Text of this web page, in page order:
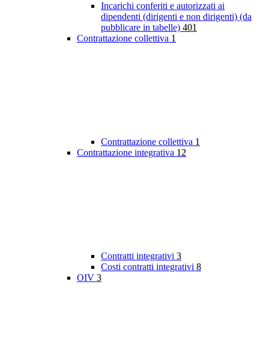
Incarichi conferiti e autorizzati ai
dipendenti (dirigenti e non dirigenti) (da
pubblicare in tabelle) 401
Contrattazione collettiva 1
Contrattazione collettiva 1
Contrattazione integrativa 12
Contratti integrativi 3
Costi contratti integrativi 8
OIV 3